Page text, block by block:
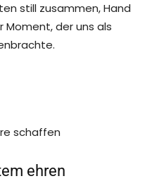
still zusammen, Hand
Moment, der uns als
schaffen
ehren